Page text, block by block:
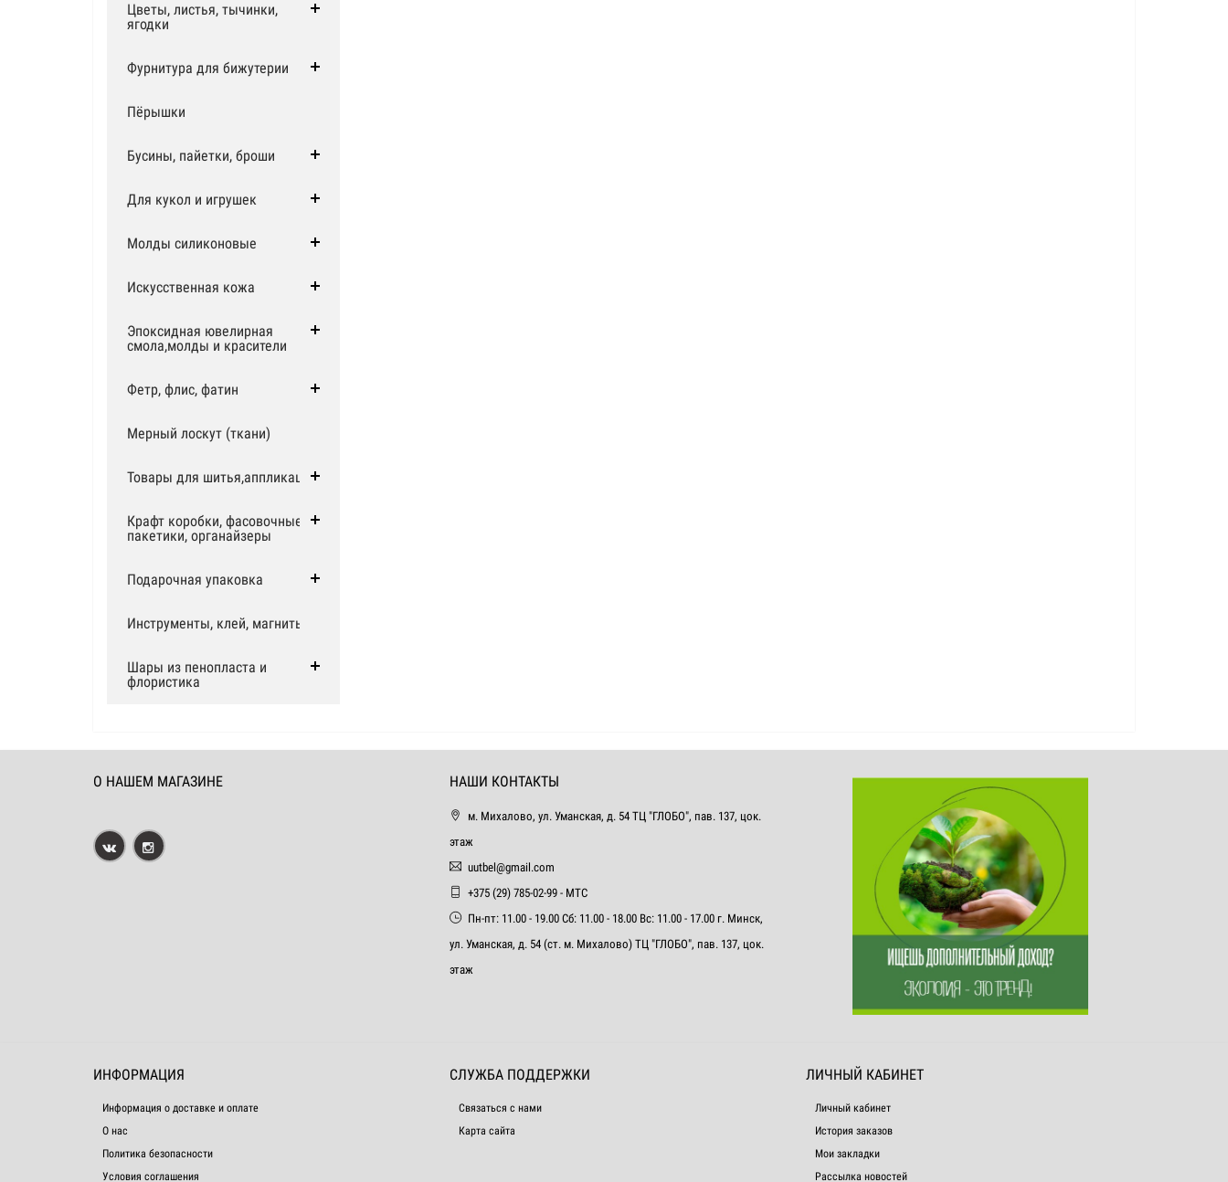
Цветы, листья, тычинки,
ягодки
Фурнитура для бижутерии
Пёрышки
Бусины, пайетки, броши
Для кукол и игрушек
Молды силиконовые
Искусственная кожа
Эпоксидная ювелирная
смола,молды и красители
Фетр, флис, фатин
Мерный лоскут (ткани)
Товары для шитья,аппликации
Крафт коробки, фасовочные
пакетики, органайзеры
Подарочная упаковка
Инструменты, клей, магниты
Шары из пенопласта и
флористика
О НАШЕМ МАГАЗИНЕ НАШИ КОНТАКТЫ
м. Михалово, ул. Уманская, д. 54 ТЦ "ГЛОБО", пав. 137, цок.
этаж
uutbel@gmail.com
+375 (29) 785-02-99 - МТС
Пн-пт: 11.00 - 19.00 Сб: 11.00 - 18.00 Вс: 11.00 - 17.00 г. Минск,
ул. Уманская, д. 54 (ст. м. Михалово) ТЦ "ГЛОБО", пав. 137, цок.
этаж
ИНФОРМАЦИЯ
Информация о доставке и оплате
О нас
Политика безопасности
Условия соглашения
СЛУЖБА ПОДДЕРЖКИ
Связаться с нами
Карта сайта
ЛИЧНЫЙ КАБИНЕТ
Личный кабинет
История заказов
Мои закладки
Рассылка новостей